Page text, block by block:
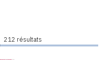
212 résultats